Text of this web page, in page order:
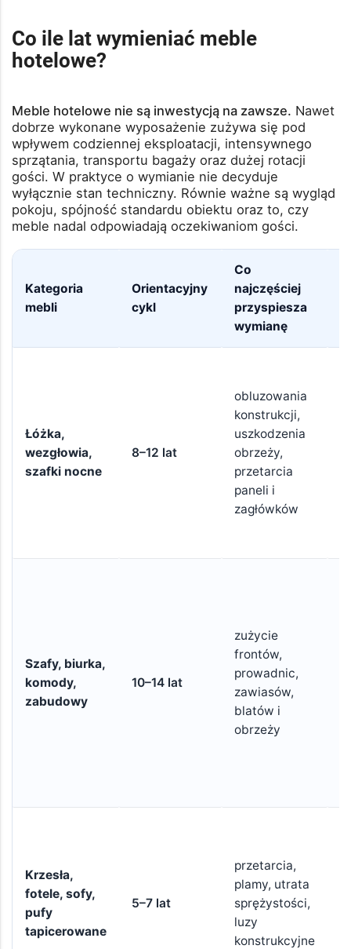
Co ile lat wymieniać meble
hotelowe?
Meble hotelowe nie są inwestycją na zawsze. Nawet
dobrze wykonane wyposażenie zużywa się pod
wpływem codziennej eksploatacji, intensywnego
sprzątania, transportu bagaży oraz dużej rotacji
gości. W praktyce o wymianie nie decyduje
wyłącznie stan techniczny. Równie ważne są wygląd
pokoju, spójność standardu obiektu oraz to, czy
meble nadal odpowiadają oczekiwaniom gości.
Kategoria
mebli
Orientacyjny
cykl
Co
najczęściej
przyspiesza
wymianę
Łóżka,
wezgłowia,
szafki nocne
8–12 lat
obluzowania
konstrukcji,
uszkodzenia
obrzeży,
przetarcia
paneli i
zagłówków
Szafy, biurka,
komody,
zabudowy
10–14 lat
zużycie
frontów,
prowadnic,
zawiasów,
blatów i
obrzeży
Krzesła,
fotele, sofy,
pufy
tapicerowane
5–7 lat
przetarcia,
plamy, utrata
sprężystości,
luzy
konstrukcyjne